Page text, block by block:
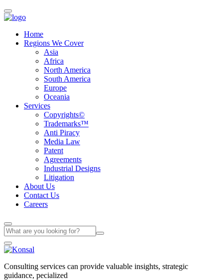
Home
Regions We Cover
Asia
Africa
North America
South America
Europe
Oceania
Services
Copyrights©
Trademarks™
Anti Piracy
Media Law
Patent
Agreements
Industrial Designs
Litigation
About Us
Contact Us
Careers
Consulting services can provide valuable insights, strategic
guidance, pecialized